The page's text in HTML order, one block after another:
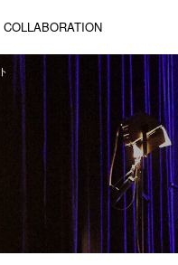
COLLABORATION
JOB
求人検索
新着求人
ブランド一覧